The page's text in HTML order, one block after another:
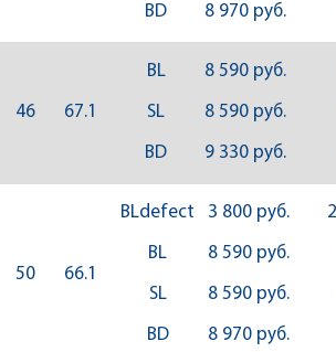
BD 8 970 руб.
46 67.1
BL 8 590 руб.
SL 8 590 руб.
BD 9 330 руб.
50 66.1
BLdefect 3 800 руб.
BL 8 590 руб.
SL 8 590 руб.
BD 8 970 руб.